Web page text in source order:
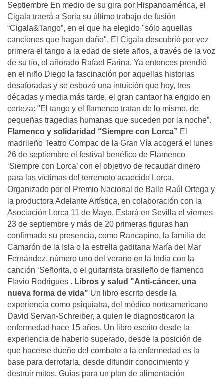
Septiembre En medio de su gira por Hispanoamérica, el
Cigala traerá a Soria su último trabajo de fusión
“Cigala&Tango”, en el que ha elegido "sólo aquellas
canciones que hagan daño". El Cigala descubrió por vez
primera el tango a la edad de siete años, a través de la voz
de su tío, el añorado Rafael Farina. Ya entonces prendió
en el niño Diego la fascinación por aquellas historias
desaforadas y se esbozó una intuición que hoy, tres
décadas y media más tarde, el gran cantaor ha erigido en
certeza: "El tango y el flamenco tratan de lo mismo, de
pequeñas tragedias humanas que suceden por la noche”.
Flamenco y solidaridad “Siempre con Lorca” El
madrileño Teatro Compac de la Gran Vía acogerá el lunes
26 de septiembre el festival benéfico de Flamenco
‘Siempre con Lorca’ con el objetivo de recaudar dinero
para las víctimas del terremoto acaecido Lorca.
Organizado por el Premio Nacional de Baile Raúl Ortega y
la productora Adelante Artística, en colaboración con la
Asociación Lorca 11 de Mayo. Estará en Sevilla el viernes
23 de septiembre y más de 20 primeras figuras han
confirmado su presencia, como Rancapino, la familia de
Camarón de la Isla o la estrella gaditana María del Mar
Fernández, número uno del verano en la India con la
canción ‘Señorita, o el guitarrista brasileño de flamenco
Flavio Rodrigues . Libros y salud "Anti-cáncer, una
nueva forma de vida" Un libro escrito desde la
experiencia como psiquiatra, del médico norteamericano
David Servan-Schreiber, a quien le diagnosticaron la
enfermedad hace 15 años. Un libro escrito desde la
experiencia de haberlo superado, desde la posición de
que hacerse dueño del combate a la enfermedad es la
base para derrotarla, desde difundir conocimiento y
destruir mitos. Guías para un plan de alimentación